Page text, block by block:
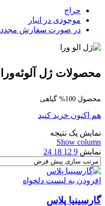
حراج
موجودی در انبار
در صورت سفارش مجدد
محصولات ژل آلوئه‌ورا
محصول 100% گیاهی
هم اکنون خرید کنید
نمایش یک نتیجه
Show column
نمایش 9
12
18
24
افزودن به لیست دلخواه
گارسینیا پلاس